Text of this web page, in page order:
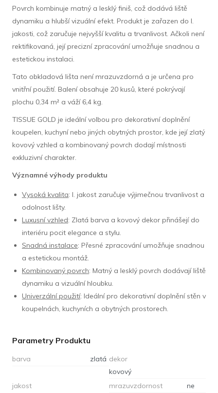
Povrch kombinuje matný a lesklý finiš, což dodává liště
dynamiku a hlubší vizuální efekt. Produkt je zařazen do I.
jakosti, což zaručuje nejvyšší kvalitu a trvanlivost. Ačkoli není
rektifikovaná, její precizní zpracování umožňuje snadnou a
estetickou instalaci.
Tato obkladová lišta není mrazuvzdorná a je určena pro
vnitřní použití. Balení obsahuje 20 kusů, které pokrývají
plochu 0,34 m² a váží 6,4 kg.
TISSUE GOLD je ideální volbou pro dekorativní doplnění
koupelen, kuchyní nebo jiných obytných prostor, kde její zlatý
kovový vzhled a kombinovaný povrch dodají místnosti
exkluzivní charakter.
Významné výhody produktu
Vysoká kvalita: I. jakost zaručuje výjimečnou trvanlivost a
odolnost lišty.
Luxusní vzhled: Zlatá barva a kovový dekor přinášejí do
interiéru pocit elegance a stylu.
Snadná instalace: Přesné zpracování umožňuje snadnou
a estetickou montáž.
Kombinovaný povrch: Matný a lesklý povrch dodávají liště
dynamiku a vizuální hloubku.
Univerzální použití: Ideální pro dekorativní doplnění stěn v
koupelnách, kuchyních a obytných prostorech.
Parametry Produktu
barva zlatá dekor
kovový
jakost
mrazuvzdornost
ne